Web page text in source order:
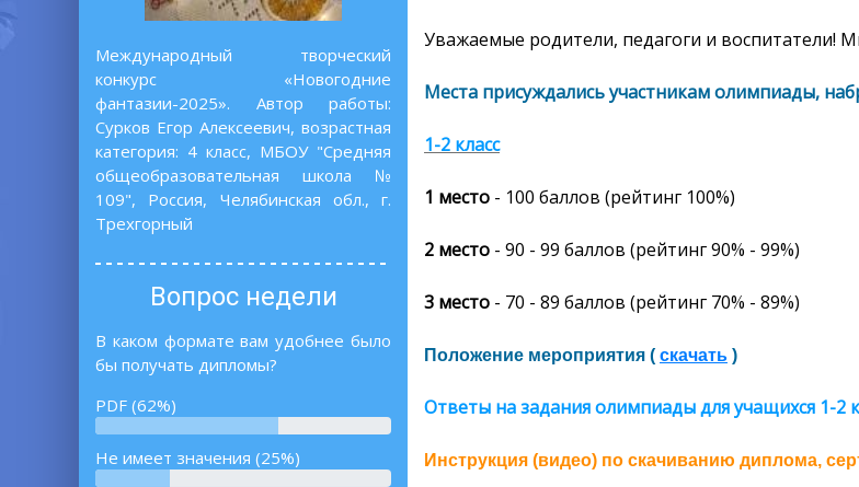
Международный творческий
конкурс «Новогодние
фантазии-2025». Автор работы:
Сурков Егор Алексеевич, возрастная
категория: 4 класс, МБОУ "Средняя
общеобразовательная школа №
109", Россия, Челябинская обл., г.
Трехгорный
Вопрос недели
В каком формате вам удобнее было
бы получать дипломы?
PDF (62%)
Не имеет значения (25%)
Уважаемые родители, педагоги и воспитатели!
Места присуждались участникам олимпиады,
1-2 класс
1 место - 100 баллов (рейтинг 100%)
2 место - 90 - 99 баллов (рейтинг 90% - 99%)
3 место - 70 - 89 баллов (рейтинг 70% - 89%)
Положение мероприятия ( скачать )
Ответы на задания олимпиадыдля учащихся 1-2
Инструкция (видео) по скачиванию диплома,